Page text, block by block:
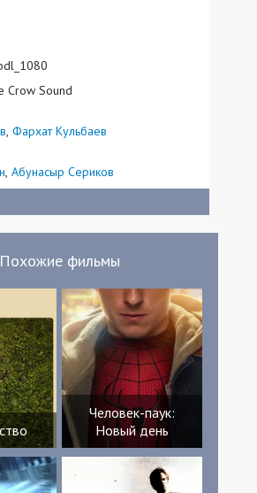
Crow Sound
Фархат Кульбаев
Абунасыр Сериков
Похожие фильмы
Человек-паук:
Новый день